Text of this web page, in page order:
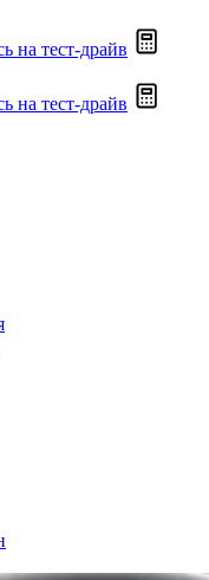
на тест-драйв
на тест-драйв